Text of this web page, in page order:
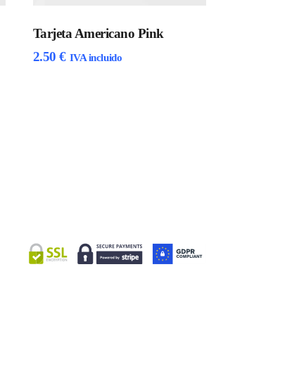
Tarjeta Americano Pink
2.50€ IVA incluido